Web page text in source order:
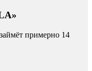
примерно 14